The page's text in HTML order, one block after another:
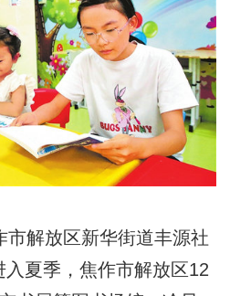
市解放区新华街道丰源社
夏季，焦作市解放区12